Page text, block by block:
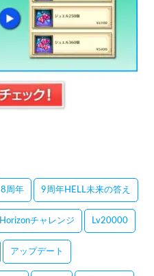
8周年 9周年HELL未来の答え
Horizonチャレンジ Lv20000
アップデート